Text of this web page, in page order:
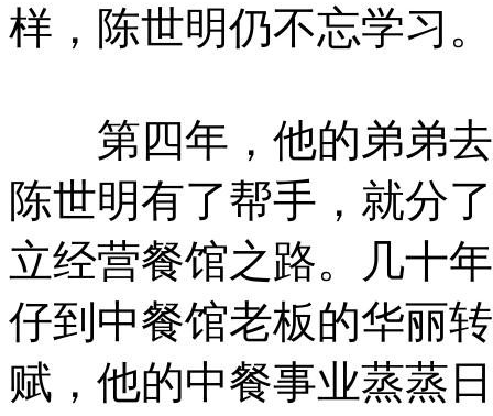
样，陈世明仍不忘学习。
第四年，他的弟弟去
陈世明有了帮手，就分
立经营餐馆之路。几十
仔到中餐馆老板的华丽
赋，他的中餐事业蒸蒸